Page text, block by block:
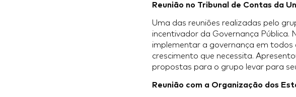
Reunião no Tribunal de Contas da
Uma das reuniões realizadas pelo
incentivador da Governança Pública.
implementar a governança em todos
crescimento que necessita.
propostas para o grupo levar para
Reunião com a Organização dos